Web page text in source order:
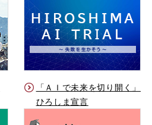
「ＡＩで未来を切り開く」
ひろしま宣言